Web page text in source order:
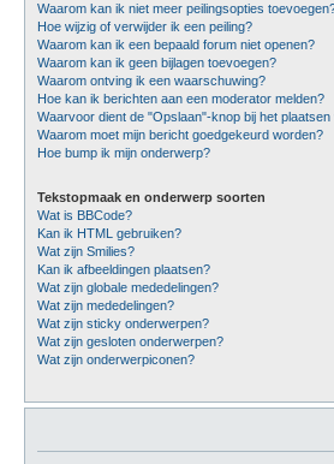
Waarom kan ik niet meer peilingsopties
Hoe wijzig of verwijder ik een peiling?
Waarom kan ik een bepaald forum niet openen?
Waarom kan ik geen bijlagen toevoegen?
Waarom ontving ik een waarschuwing?
Hoe kan ik berichten aan een moderator melden?
Waarvoor dient de "Opslaan"-knop bij het
Waarom moet mijn bericht goedgekeurd worden?
Hoe bump ik mijn onderwerp?
Tekstopmaak en onderwerp soorten
Wat is BBCode?
Kan ik HTML gebruiken?
Wat zijn Smilies?
Kan ik afbeeldingen plaatsen?
Wat zijn globale mededelingen?
Wat zijn mededelingen?
Wat zijn sticky onderwerpen?
Wat zijn gesloten onderwerpen?
Wat zijn onderwerpiconen?